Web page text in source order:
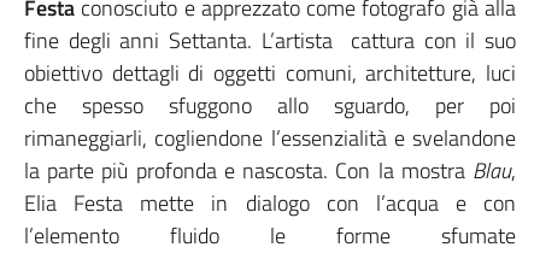
Festa conosciuto e apprezzato come fotografo già alla
fine degli anni Settanta. L’artista cattura con il suo
obiettivo dettagli di oggetti comuni, architetture, luci
che spesso sfuggono allo sguardo, per poi
rimaneggiarli, cogliendone l’essenzialità e svelandone
la parte più profonda e nascosta. Con la mostra Blau,
Elia Festa mette in dialogo con l’acqua e con
l’elemento fluido le forme sfumate